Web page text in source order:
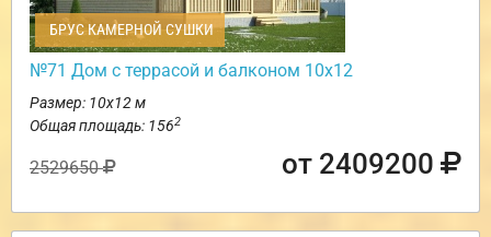
БРУС КАМЕРНОЙ СУШКИ
№71 Дом с террасой и балконом 10х12
Размер: 10х12 м
Общая площадь: 1562
2529650 от 2409200